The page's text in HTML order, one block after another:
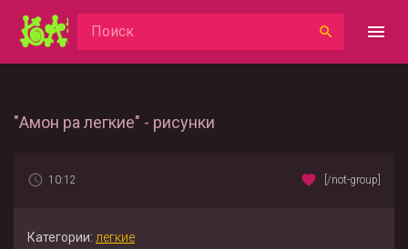
"Амон ра легкие" - рисунки
10:12 [/not-group]
Категории: легкие